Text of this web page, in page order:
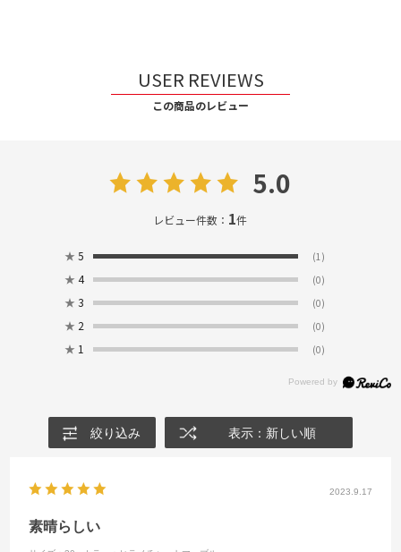
USER REVIEWS
この商品のレビュー
5.0
レビュー件数： 1件
★ 5 (1)
★ 4 (0)
★ 3 (0)
★ 2 (0)
★ 1 (0)
絞り込み 表示：新しい順
2023.9.17
素晴らしい